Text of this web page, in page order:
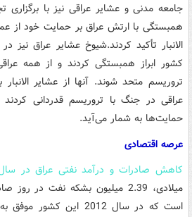
جامعه مدنی و عشایر عراقی نیز با برگزاری
همبستگی با ارتش عراق بر حمایت خود از
الانبار تأکید کردند.شیوخ عشایر عراق نیز
کشور ابراز همبستگی کردند و از همه
تروریسم متحد شوند. آنها از عشایر
عراقی در جنگ با تروریسم قدردانی
حمایت‌ها به شمار می‌آید.
عرصه اقتصادی
کاهش صادرات و درآمد نفتی عراق در سال
میلادی، 2.39 میلیون بشکه نفت در